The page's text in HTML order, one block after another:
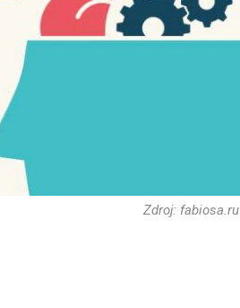
Zdroj: fabiosa.ru